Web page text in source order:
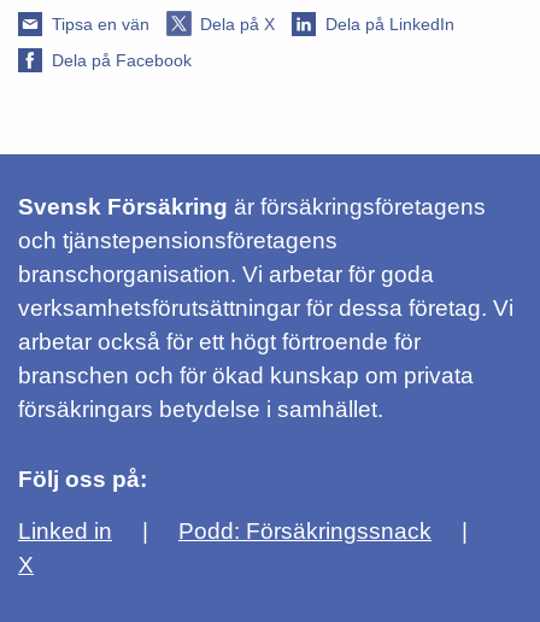
Tipsa en vän Dela på X
Dela på LinkedIn
Dela på Facebook
Svensk Försäkring är försäkringsföretagens
och tjänstepensionsföretagens
branschorganisation. Vi arbetar för goda
verksamhetsförutsättningar för dessa företag. Vi
arbetar också för ett högt förtroende för
branschen och för ökad kunskap om privata
försäkringars betydelse i samhället.
Följ oss på:
Linked in
Podd: Försäkringssnack
X